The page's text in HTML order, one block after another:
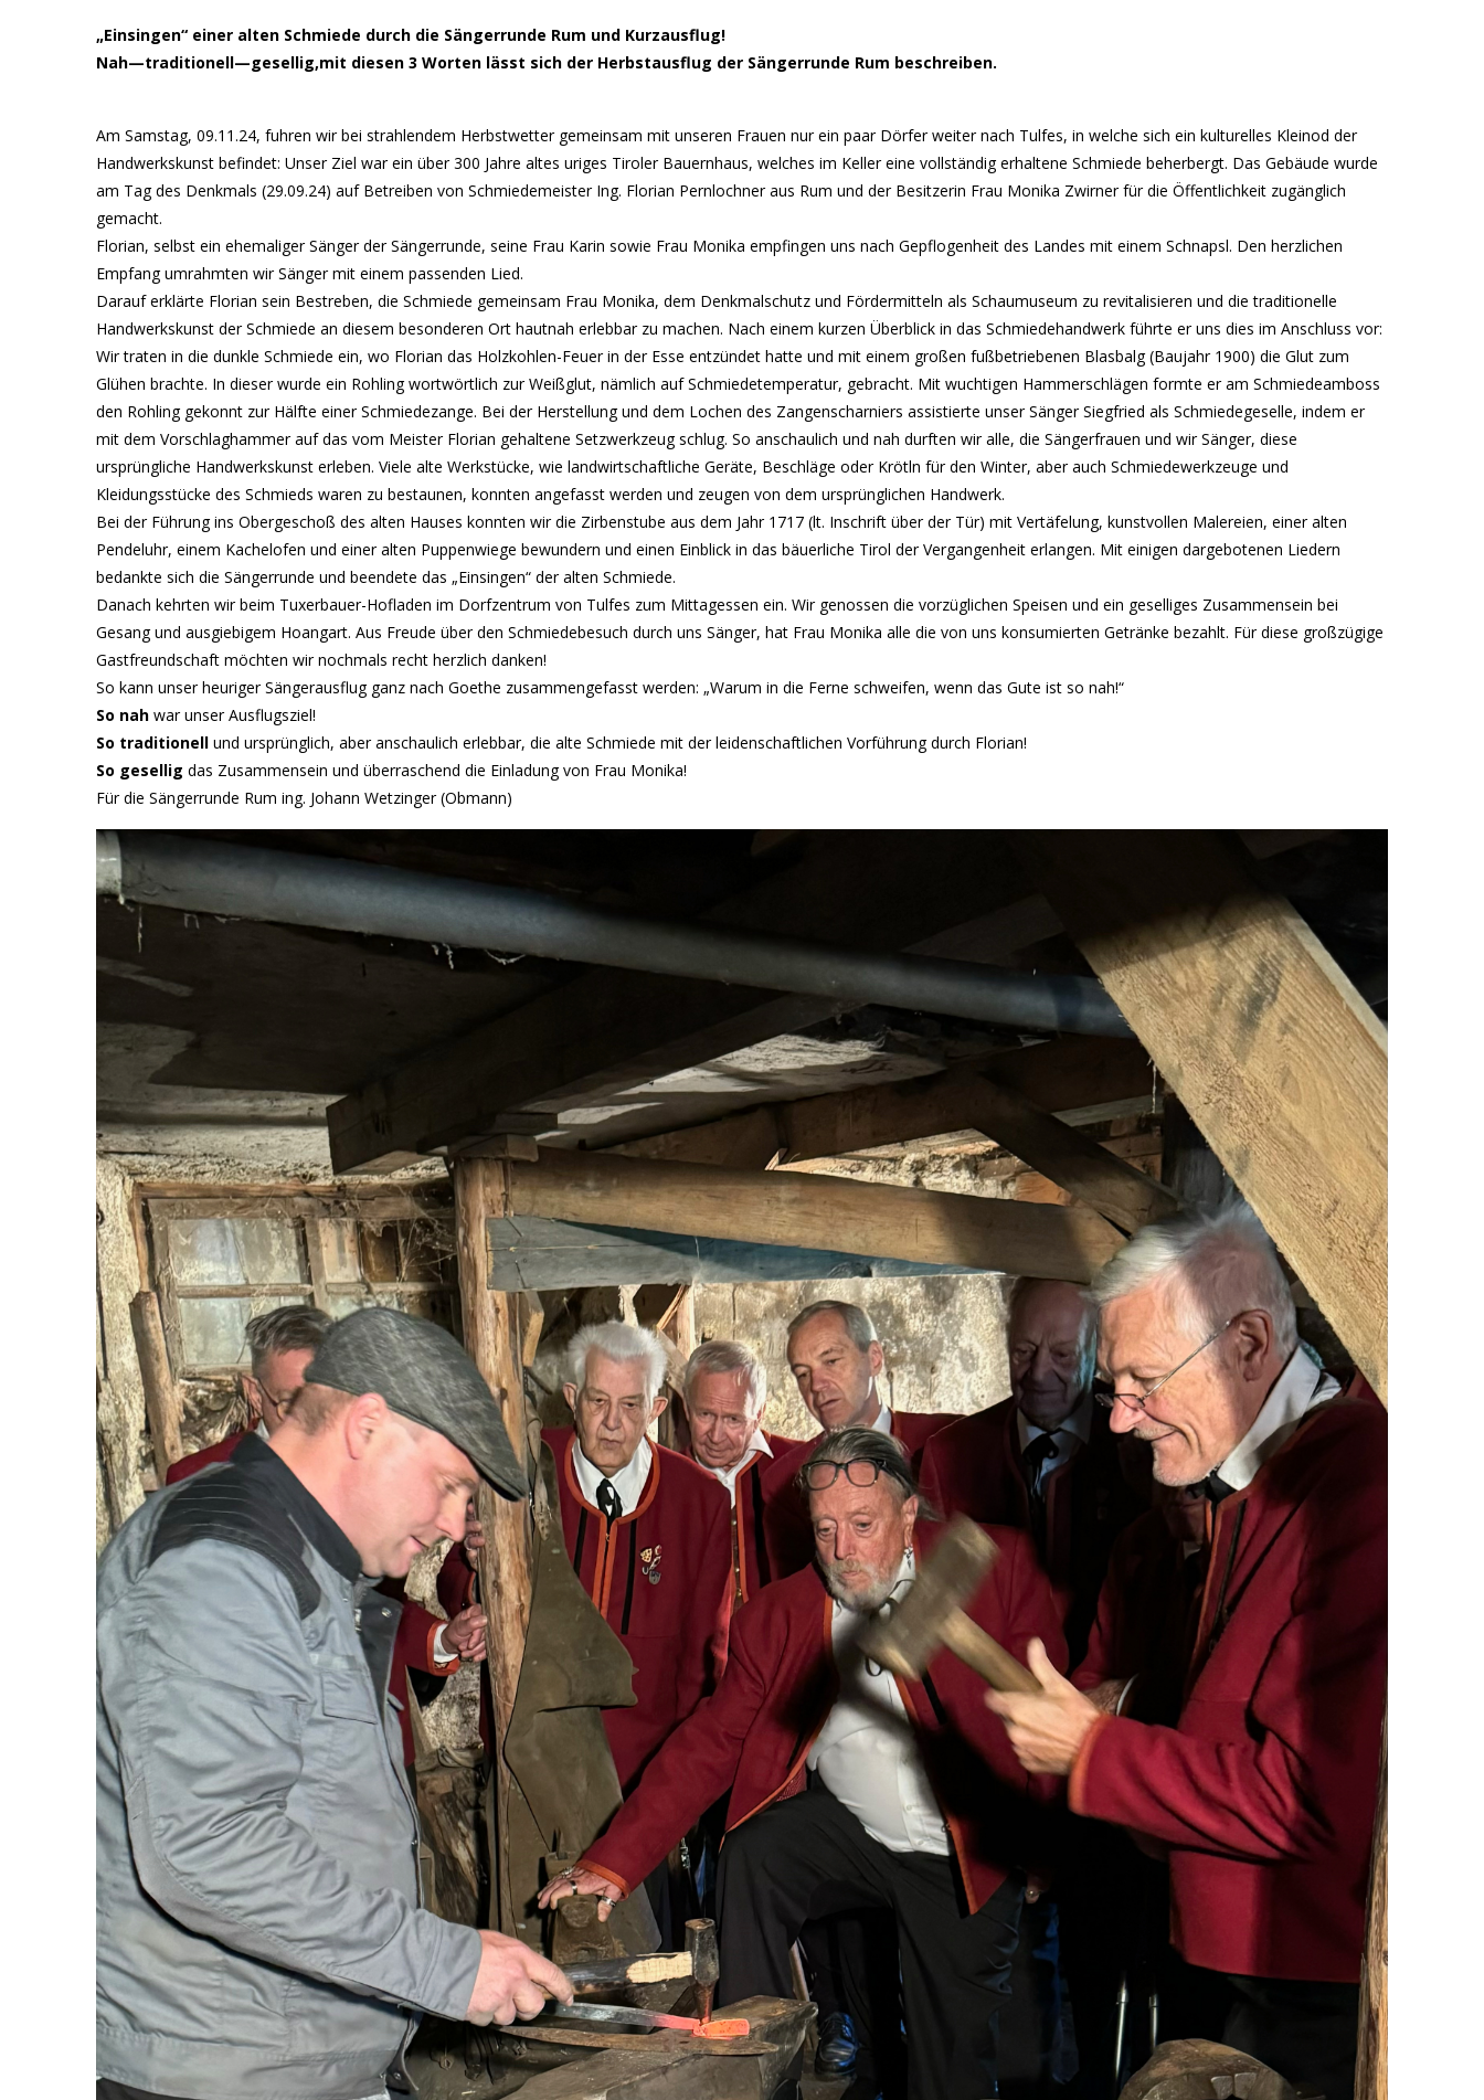
„Einsingen“ einer alten Schmiede durch die Sängerrunde Rum und Kurzausflug!
Nah—traditionell—gesellig,mit diesen 3 Worten lässt sich der Herbstausflug der Sängerrunde Rum beschreiben.
Am Samstag, 09.11.24, fuhren wir bei strahlendem Herbstwetter gemeinsam mit unseren Frauen nur ein paar Dörfer weiter nach Tulfes, in welche sich ein kulturelles Kleinod der
Handwerkskunst befindet: Unser Ziel war ein über 300 Jahre altes uriges Tiroler Bauernhaus, welches im Keller eine vollständig erhaltene Schmiede beherbergt. Das Gebäude wurde
am Tag des Denkmals (29.09.24) auf Betreiben von Schmiedemeister Ing. Florian Pernlochner aus Rum und der Besitzerin Frau Monika Zwirner für die Öffentlichkeit zugänglich
gemacht.
Florian, selbst ein ehemaliger Sänger der Sängerrunde, seine Frau Karin sowie Frau Monika empfingen uns nach Gepflogenheit des Landes mit einem Schnapsl. Den herzlichen
Empfang umrahmten wir Sänger mit einem passenden Lied.
Darauf erklärte Florian sein Bestreben, die Schmiede gemeinsam Frau Monika, dem Denkmalschutz und Fördermitteln als Schaumuseum zu revitalisieren und die traditionelle
Handwerkskunst der Schmiede an diesem besonderen Ort hautnah erlebbar zu machen. Nach einem kurzen Überblick in das Schmiedehandwerk führte er uns dies im Anschluss vor:
Wir traten in die dunkle Schmiede ein, wo Florian das Holzkohlen-Feuer in der Esse entzündet hatte und mit einem großen fußbetriebenen Blasbalg (Baujahr 1900) die Glut zum
Glühen brachte. In dieser wurde ein Rohling wortwörtlich zur Weißglut, nämlich auf Schmiedetemperatur, gebracht. Mit wuchtigen Hammerschlägen formte er am Schmiedeamboss
den Rohling gekonnt zur Hälfte einer Schmiedezange. Bei der Herstellung und dem Lochen des Zangenscharniers assistierte unser Sänger Siegfried als Schmiedegeselle, indem er
mit dem Vorschlaghammer auf das vom Meister Florian gehaltene Setzwerkzeug schlug. So anschaulich und nah durften wir alle, die Sängerfrauen und wir Sänger, diese
ursprüngliche Handwerkskunst erleben. Viele alte Werkstücke, wie landwirtschaftliche Geräte, Beschläge oder Krötln für den Winter, aber auch Schmiedewerkzeuge und
Kleidungsstücke des Schmieds waren zu bestaunen, konnten angefasst werden und zeugen von dem ursprünglichen Handwerk.
Bei der Führung ins Obergeschoß des alten Hauses konnten wir die Zirbenstube aus dem Jahr 1717 (lt. Inschrift über der Tür) mit Vertäfelung, kunstvollen Malereien, einer alten
Pendeluhr, einem Kachelofen und einer alten Puppenwiege bewundern und einen Einblick in das bäuerliche Tirol der Vergangenheit erlangen. Mit einigen dargebotenen Liedern
bedankte sich die Sängerrunde und beendete das „Einsingen“ der alten Schmiede.
Danach kehrten wir beim Tuxerbauer-Hofladen im Dorfzentrum von Tulfes zum Mittagessen ein. Wir genossen die vorzüglichen Speisen und ein geselliges Zusammensein bei
Gesang und ausgiebigem Hoangart. Aus Freude über den Schmiedebesuch durch uns Sänger, hat Frau Monika alle die von uns konsumierten Getränke bezahlt. Für diese großzügige
Gastfreundschaft möchten wir nochmals recht herzlich danken!
So kann unser heuriger Sängerausflug ganz nach Goethe zusammengefasst werden: „Warum in die Ferne schweifen, wenn das Gute ist so nah!“
So nah war unser Ausflugsziel!
So traditionell und ursprünglich, aber anschaulich erlebbar, die alte Schmiede mit der leidenschaftlichen Vorführung durch Florian!
So gesellig das Zusammensein und überraschend die Einladung von Frau Monika!
Für die Sängerrunde Rum ing. Johann Wetzinger (Obmann)
Galeriebilder